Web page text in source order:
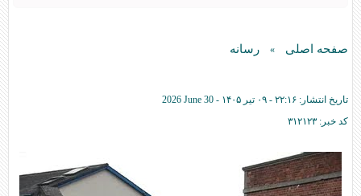
صفحه اصلی » رسانه
تاریخ انتشار: ۲۲:۱۶ - ۰۹ تير ۱۴۰۵ -
2026 June 30
کد خبر: ۳۱۲۱۲۳